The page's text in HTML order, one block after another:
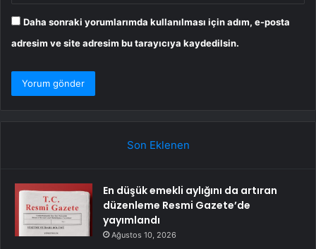
Daha sonraki yorumlarımda kullanılması için adım, e-posta
adresim ve site adresim bu tarayıcıya kaydedilsin.
Son Eklenen
En düşük emekli aylığını da artıran
düzenleme Resmi Gazete’de
yayımlandı
Ağustos 10, 2026